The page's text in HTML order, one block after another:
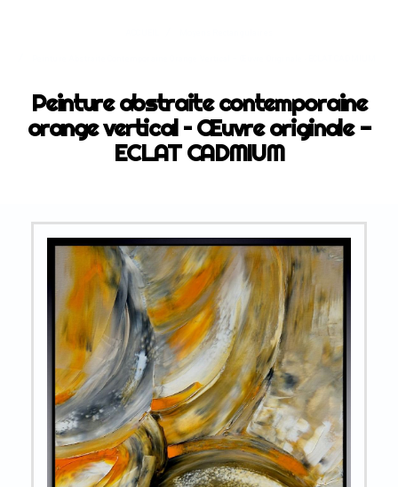
Peinture abstraite contemporaine
orange vertical – Œuvre originale -
ECLAT CADMIUM